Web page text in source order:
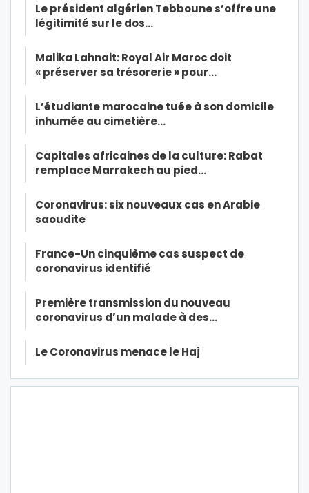
Le président algérien Tebboune s’offre une
légitimité sur le dos…
Malika Lahnait: Royal Air Maroc doit
« préserver sa trésorerie » pour…
L’étudiante marocaine tuée à son domicile
inhumée au cimetière…
Capitales africaines de la culture: Rabat
remplace Marrakech au pied…
Coronavirus: six nouveaux cas en Arabie
saoudite
France-Un cinquième cas suspect de
coronavirus identifié
Première transmission du nouveau
coronavirus d’un malade à des…
Le Coronavirus menace le Haj